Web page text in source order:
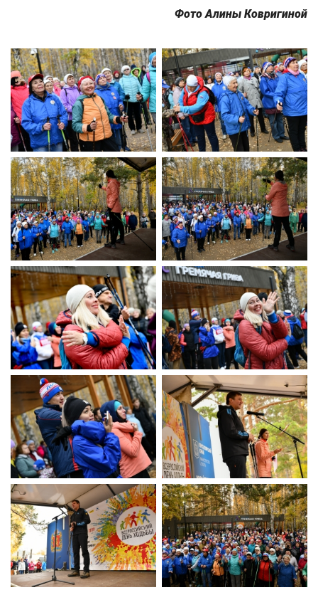
Фото Алины Ковригиной